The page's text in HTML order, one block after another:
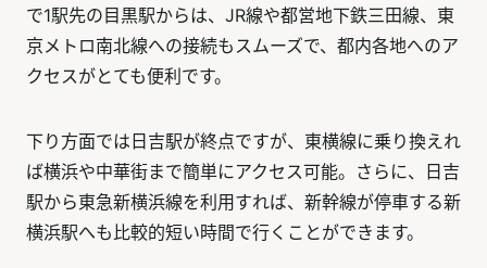
で1駅先の目黒駅からは、JR線や都営地下鉄三田線、東
京メトロ南北線への接続もスムーズで、都内各地へのア
クセスがとても便利です。
下り方面では日吉駅が終点ですが、東横線に乗り換えれ
ば横浜や中華街まで簡単にアクセス可能。さらに、日吉
駅から東急新横浜線を利用すれば、新幹線が停車する新
横浜駅へも比較的短い時間で行くことができます。